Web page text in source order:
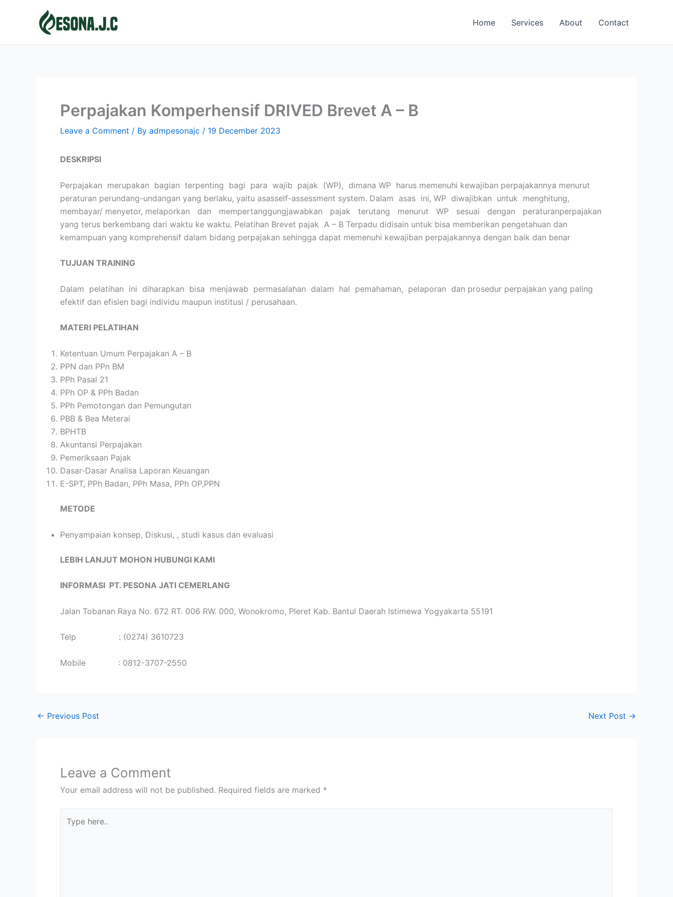
Home Services About Contact
Perpajakan Komperhensif DRIVED Brevet A – B
Leave a Comment / By admpesonajc / 19 December 2023
DESKRIPSI
Perpajakan merupakan bagian terpenting bagi para wajib pajak (WP), dimana WP harus memenuhi kewajiban perpajakannya menurut
peraturan perundang-undangan yang berlaku, yaitu asasself-assessment system. Dalam asas ini, WP diwajibkan untuk menghitung,
membayar/ menyetor, melaporkan dan mempertanggungjawabkan pajak terutang menurut WP sesuai dengan peraturanperpajakan
yang terus berkembang dari waktu ke waktu. Pelatihan Brevet pajak A – B Terpadu didisain untuk bisa memberikan pengetahuan dan
kemampuan yang komprehensif dalam bidang perpajakan sehingga dapat memenuhi kewajiban perpajakannya dengan baik dan benar
TUJUAN TRAINING
Dalam pelatihan ini diharapkan bisa menjawab permasalahan dalam hal pemahaman, pelaporan dan prosedur perpajakan yang paling
efektif dan efisien bagi individu maupun institusi / perusahaan.
MATERI PELATIHAN
Ketentuan Umum Perpajakan A – B
PPN dan PPn BM
PPh Pasal 21
PPh OP & PPh Badan
PPh Pemotongan dan Pemungutan
PBB & Bea Meterai
BPHTB
Akuntansi Perpajakan
Pemeriksaan Pajak
Dasar-Dasar Analisa Laporan Keuangan
E-SPT, PPh Badan, PPh Masa, PPh OP,PPN
METODE
Penyampaian konsep, Diskusi, , studi kasus dan evaluasi
LEBIH LANJUT MOHON HUBUNGI KAMI
INFORMASI PT. PESONA JATI CEMERLANG
Jalan Tobanan Raya No. 672 RT. 006 RW. 000, Wonokromo, Pleret Kab. Bantul Daerah Istimewa Yogyakarta 55191
Telp : (0274) 3610723
Mobile : 0812-3707-2550
← Previous Post Next Post →
Leave a Comment
Your email address will not be published. Required fields are marked *
here..